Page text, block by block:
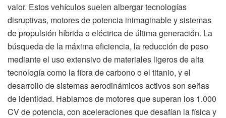
valor. Estos vehículos suelen albergar tecnologías
disruptivas, motores de potencia inimaginable y sistemas
de propulsión híbrida o eléctrica de última generación. La
búsqueda de la máxima eficiencia, la reducción de peso
mediante el uso extensivo de materiales ligeros de alta
tecnología como la fibra de carbono o el titanio, y el
desarrollo de sistemas aerodinámicos activos son señas
de identidad. Hablamos de motores que superan los 1.000
CV de potencia, con aceleraciones que desafían la física y